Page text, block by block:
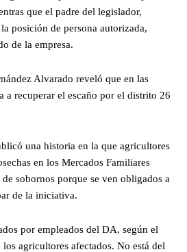
que el padre del legislador,
posición de persona autorizada,
de la empresa.
Alvarado reveló que en las
a recuperar el escaño por el distrito 26
una historia en la que agricultores
en los Mercados Familiares
sobornos porque se ven obligados a
de la iniciativa.
por empleados del DA, según el
agricultores afectados. No está del